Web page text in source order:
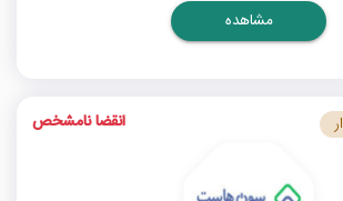
مشاهده
انقضا نامشخص